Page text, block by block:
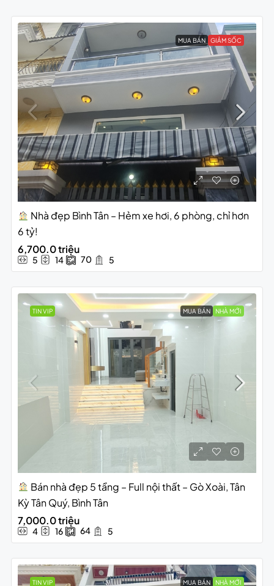
MUA BÁN GIẢM SỐC
Nhà đẹp Bình Tân – Hẻm xe hơi, 6 phòng, chỉ hơn
6 tỷ!
6,700.0 triệu
5 14 70 5
TIN VIP MUA BÁN NHÀ MỚI
Bán nhà đẹp 5 tầng – Full nội thất – Gò Xoài, Tân
Kỳ Tân Quý, Bình Tân
7,000.0 triệu
4 16 64 5
TIN VIP MUA BÁN NHÀ MỚI